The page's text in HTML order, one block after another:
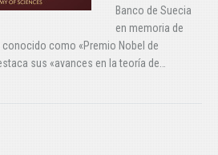
Banco de Suecia
en memoria de
como «Premio Nobel de
sus «avances en la teoría de…